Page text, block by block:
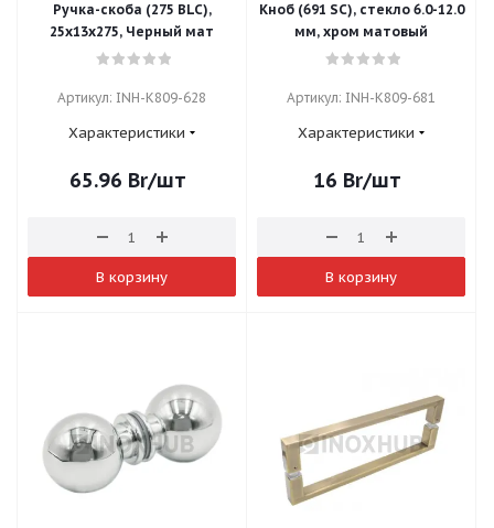
Ручка-скоба (275 BLC),
25х13х275, Черный мат
Артикул: INH-K809-628
Характеристики
65.96 Br/шт
В корзину
Кноб (691 SC), стекло 6.0-12.0
мм, хром матовый
Артикул: INH-K809-681
Характеристики
16 Br/шт
В корзину